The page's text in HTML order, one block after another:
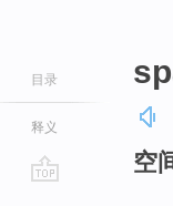
目录
释义
空